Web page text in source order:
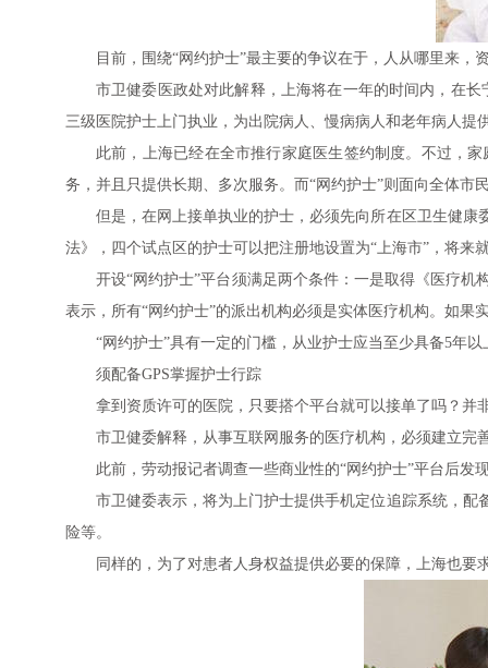
目前，围绕“网约护士”最主要的争议在于，人从哪里来，
市卫健委医政处对此解释，上海将在一年的时间内，在
三级医院护士上门执业，为出院病人、慢病病人和老年病人提
此前，上海已经在全市推行家庭医生签约制度。不过，
务，并且只提供长期、多次服务。而“网约护士”则面向全体
但是，在网上接单执业的护士，必须先向所在区卫生健
法》，四个试点区的护士可以把注册地设置为“上海市”，将来
开设“网约护士”平台须满足两个条件：一是取得《医疗
表示，所有“网约护士”的派出机构必须是实体医疗机构。如
“网约护士”具有一定的门槛，从业护士应当至少具备5年
须配备GPS掌握护士行踪
拿到资质许可的医院，只要搭个平台就可以接单了吗？并
市卫健委解释，从事互联网服务的医疗机构，必须建立
此前，劳动报记者调查一些商业性的“网约护士”平台后
市卫健委表示，将为上门护士提供手机定位追踪系统，
险等。
同样的，为了对患者人身权益提供必要的保障，上海也